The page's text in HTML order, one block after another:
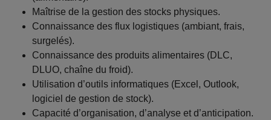
Maîtrise de la gestion des stocks physiques.
Connaissance des flux logistiques (ambiant, frais,
surgelés).
Connaissance des produits alimentaires (DLC,
DLUO, chaîne du froid).
Utilisation d’outils informatiques (Excel, Outlook,
logiciel de gestion de stock).
Capacité d’organisation, d’analyse et d’anticipation.